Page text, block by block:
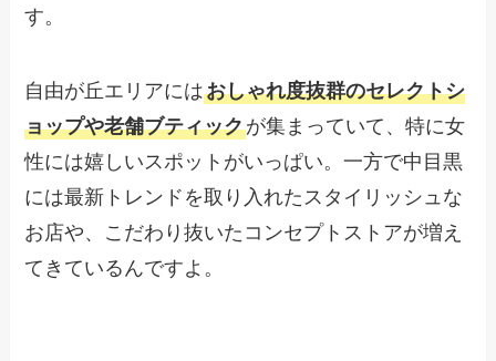
す。
自由が丘エリアにはおしゃれ度抜群のセレクトシ
ョップや老舗ブティックが集まっていて、特に女
性には嬉しいスポットがいっぱい。一方で中目黒
には最新トレンドを取り入れたスタイリッシュな
お店や、こだわり抜いたコンセプトストアが増え
てきているんですよ。